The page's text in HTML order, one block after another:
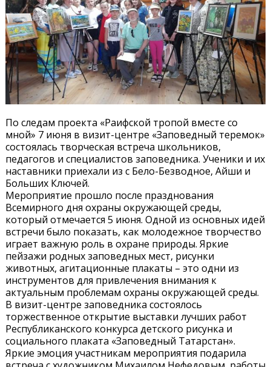
По следам проекта «Раифской тропой вместе со
мной» 7 июня в визит-центре «Заповедный теремок»
состоялась творческая встреча школьников,
педагогов и специалистов заповедника. Ученики и их
наставники приехали из с Бело-Безводное, Айши и
Больших Ключей.
Мероприятие прошло после празднования
Всемирного дня охраны окружающей среды,
который отмечается 5 июня. Одной из основных идей
встречи было показать, как молодежное творчество
играет важную роль в охране природы. Яркие
пейзажи родных заповедных мест, рисунки
животных, агитационные плакаты – это одни из
инструментов для привлечения внимания к
актуальным проблемам охраны окружающей среды.
В визит-центре заповедника состоялось
торжественное открытие выставки лучших работ
Республиканского конкурса детского рисунка и
социального плаката «Заповедный Татарстан».
Яркие эмоция участникам мероприятия подарила